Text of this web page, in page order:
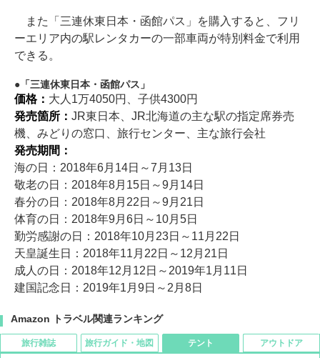
また「三連休東日本・函館パス」を購入すると、フリ
ーエリア内の駅レンタカーの一部車両が特別料金で利用
できる。
「三連休東日本・函館パス」
価格： 大人1万4050円、子供4300円
発売箇所： JR東日本、JR北海道の主な駅の指定席券売
機、みどりの窓口、旅行センター、主な旅行会社
発売期間：
海の日：2018年6月14日～7月13日
敬老の日：2018年8月15日～9月14日
春分の日：2018年8月22日～9月21日
体育の日：2018年9月6日～10月5日
勤労感謝の日：2018年10月23日～11月22日
天皇誕生日：2018年11月22日～12月21日
成人の日：2018年12月12日～2019年1月11日
建国記念日：2019年1月9日～2月8日
Amazon トラベル関連ランキング
旅行雑誌 旅行ガイド・地図 テント アウトドア